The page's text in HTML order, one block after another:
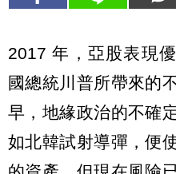
2017 年，亞股表現
國總統川普所帶來的
早，地緣政治的不確
如北韓試射導彈，便